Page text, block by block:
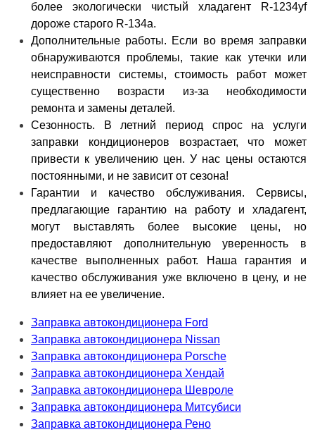
более экологически чистый хладагент R-1234yf
дороже старого R-134a.
Дополнительные работы. Если во время заправки
обнаруживаются проблемы, такие как утечки или
неисправности системы, стоимость работ может
существенно возрасти из-за необходимости
ремонта и замены деталей.
Сезонность.
В летний период спрос на услуги
заправки кондиционеров возрастает, что может
привести к увеличению цен. У нас цены остаются
постоянными, и не зависит от сезона!
Гарантии и качество обслуживания. Сервисы,
предлагающие гарантию на работу и хладагент,
могут выставлять более высокие цены, но
предоставляют дополнительную уверенность в
качестве выполненных работ. Наша гарантия и
качество обслуживания уже включено в цену, и не
влияет на ее увеличение.
Заправка автокондиционера Ford
Заправка автокондиционера Nissan
Заправка автокондиционера Porsche
Заправка автокондиционера Хендай
Заправка автокондиционера Шевроле
Заправка автокондиционера Митсубиси
Заправка автокондиционера Рено